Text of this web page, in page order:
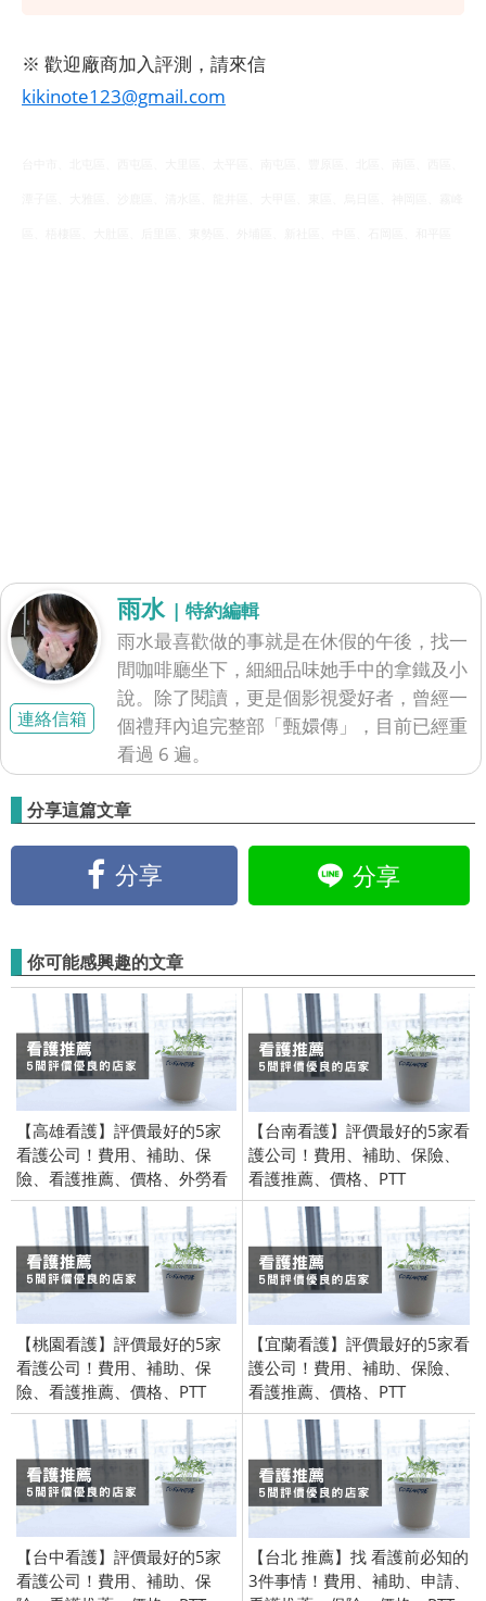
※ 歡迎廠商加入評測，請來信
kikinote123@gmail.com
連絡信箱
雨水 | 特約編輯
雨水最喜歡做的事就是在休假的午後，找一
間咖啡廳坐下，細細品味她手中的拿鐵及小
說。除了閱讀，更是個影視愛好者，曾經一
個禮拜內追完整部「甄嬛傳」，目前已經重
看過 6 遍。
分享這篇文章
分享 分享
你可能感興趣的文章
【高雄看護】評價最好的5家
看護公司！費用、補助、保
險、看護推薦、價格、外勞看
護、PTT
【台南看護】評價最好的5家看
護公司！費用、補助、保險、
看護推薦、價格、PTT
【桃園看護】評價最好的5家
看護公司！費用、補助、保
險、看護推薦、價格、PTT
【宜蘭看護】評價最好的5家看
護公司！費用、補助、保險、
看護推薦、價格、PTT
【台中看護】評價最好的5家
看護公司！費用、補助、保
【台北 推薦】找 看護前必知的
3件事情！費用、補助、申請、